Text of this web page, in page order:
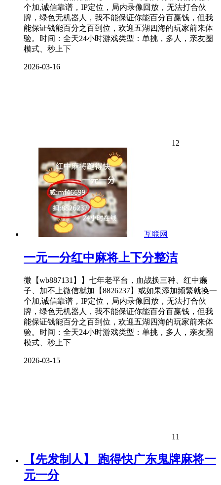
个加,诚信靠谱，IP定位，局内录像回放，无法打合伙
牌，绿色无机器人，我不能保证你能百分百赢钱，但我
能保证钱能百分之百到位，欢迎五湖四海的玩家前来体
验。时间：全天24小时游戏类型：单挑，多人，亲友圈
模式、秒上下
2026-03-16
12
互联网
一元一分红中麻将上下分整洁
微【wb887131】】七年老平台，血战换三种、红中癞
子、加不上微信就加【8826237】或如果添加频繁就换一
个加,诚信靠谱，IP定位，局内录像回放，无法打合伙
牌，绿色无机器人，我不能保证你能百分百赢钱，但我
能保证钱能百分之百到位，欢迎五湖四海的玩家前来体
验。时间：全天24小时游戏类型：单挑，多人，亲友圈
模式、秒上下
2026-03-15
11
【先发制人】 跑得快广东鬼牌麻将一
元一分